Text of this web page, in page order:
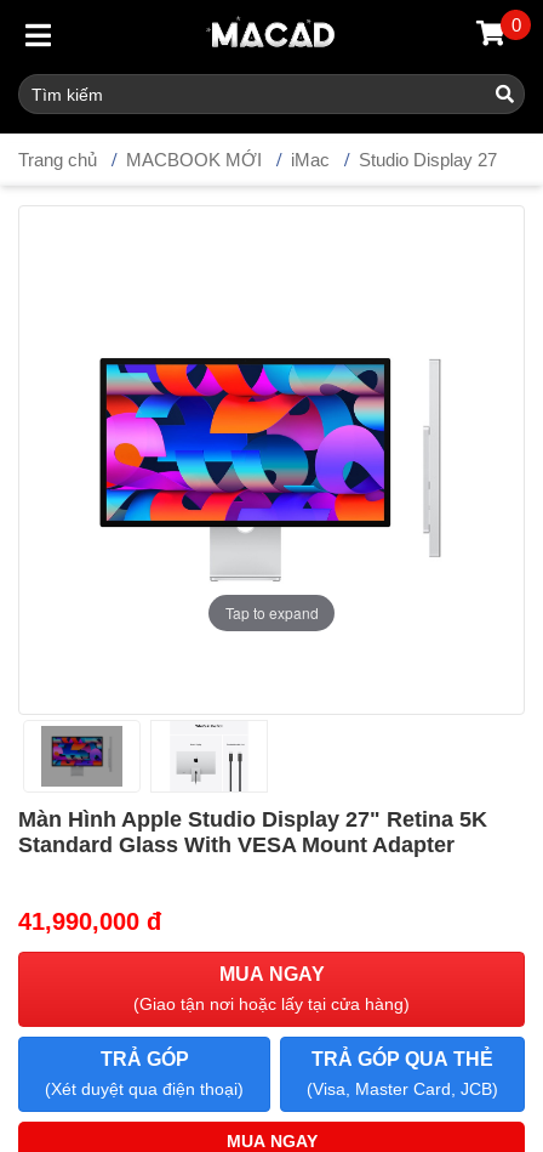
0
Trang chủ MACBOOK MỚI iMac Studio Display 27
Tap to expand
Màn Hình Apple Studio Display 27" Retina 5K
Standard Glass With VESA Mount Adapter
41,990,000 đ
MUA NGAY
(Giao tận nơi hoặc lấy tại cửa hàng)
TRẢ GÓP
(Xét duyệt qua điện thoại)
TRẢ GÓP QUA THẺ
(Visa, Master Card, JCB)
MUA NGAY